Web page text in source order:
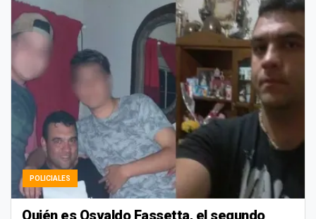
POLICIALES
Quién es Osvaldo Fassetta, el segundo